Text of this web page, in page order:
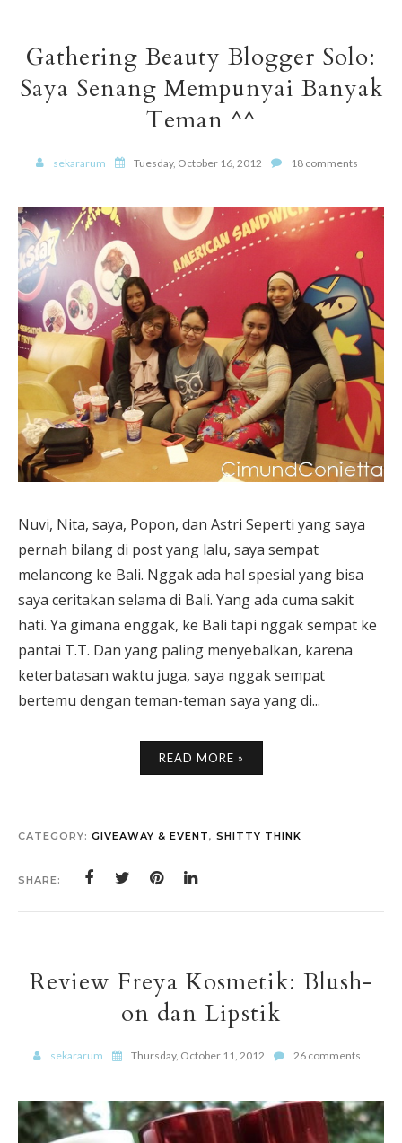
Gathering Beauty Blogger Solo:
Saya Senang Mempunyai Banyak
Teman ^^
sekararum Tuesday, October 16, 2012 18 comments
Nuvi, Nita, saya, Popon, dan Astri Seperti yang saya
pernah bilang di post yang lalu, saya sempat
melancong ke Bali. Nggak ada hal spesial yang bisa
saya ceritakan selama di Bali. Yang ada cuma sakit
hati. Ya gimana enggak, ke Bali tapi nggak sempat ke
pantai T.T. Dan yang paling menyebalkan, karena
keterbatasan waktu juga, saya nggak sempat
bertemu dengan teman-teman saya yang di...
READ MORE »
CATEGORY: GIVEAWAY & EVENT, SHITTY THINK
SHARE:
Review Freya Kosmetik: Blush-
on dan Lipstik
sekararum Thursday, October 11, 2012 26 comments